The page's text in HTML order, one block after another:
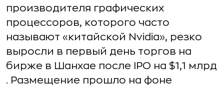
производителя графических
процессоров, которого часто
называют «китайской Nvidia», резко
выросли в первый день торгов на
бирже в Шанхае после IPO на $1,1 млрд
. Размещение прошло на фоне